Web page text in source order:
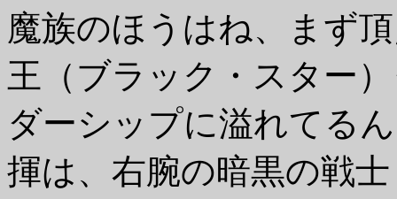
魔族のほうはね、まず
王（ブラック・スター
ダーシップに溢れてる
揮は、右腕の暗黒の戦